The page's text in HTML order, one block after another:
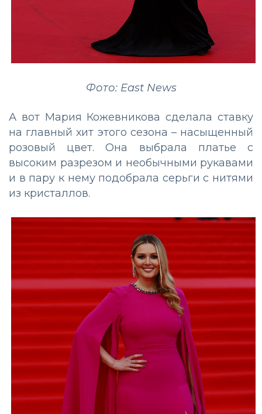
Фото: East News
А вот Мария Кожевникова сделала ставку
на главный хит этого сезона – насыщенный
розовый цвет. Она выбрала платье с
высоким разрезом и необычными рукавами
и в пару к нему подобрала серьги с нитями
из кристаллов.